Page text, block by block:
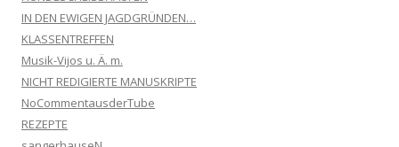
IN DEN EWIGEN JAGDGRÜNDEN…
KLASSENTREFFEN
Musik-Vijos u. Ä. m.
NICHT REDIGIERTE MANUSKRIPTE
NoCommentausderTube
REZEPTE